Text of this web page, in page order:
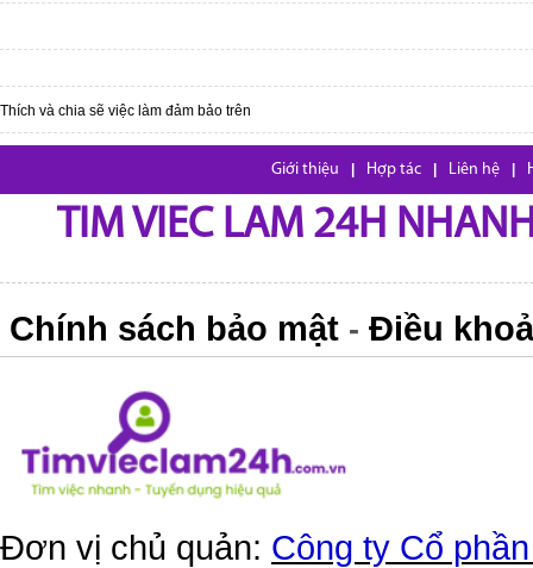
Thích và chia sẽ việc làm đảm bảo trên
Giới thiệu Hợp tác Liên hệ
TIM VIEC LAM 24H
Chính sách bảo mật - Điều
Đơn vị chủ quản: Công ty Cổ